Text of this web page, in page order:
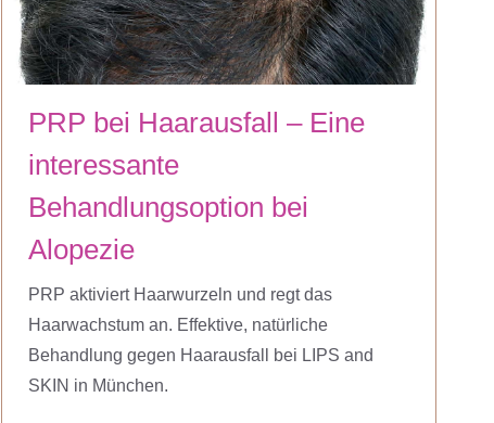
PRP bei Haarausfall – Eine
interessante
Behandlungsoption bei
Alopezie
PRP aktiviert Haarwurzeln und regt das
Haarwachstum an. Effektive, natürliche
Behandlung gegen Haarausfall bei LIPS and
SKIN in München.